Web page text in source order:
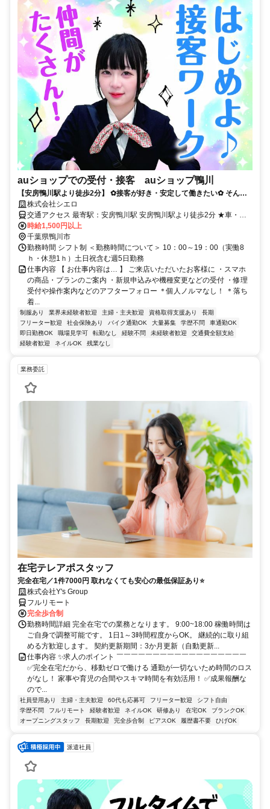
auショップでの受付・接客 auショップ鴨川
【安房鴨川駅より徒歩2分】 ✿接客が好き・安定して働きたい✿ そんな
あなたにピッタリの職場が見つかる！ 手厚いサポートあり◎
株式会社シエロ
交通アクセス 最寄駅：安房鴨川駅 安房鴨川駅より徒歩2分 ★車・バ
イク通勤OK
時給1,500円以上
千葉県鴨川市
勤務時間 シフト制 ＜勤務時間について＞ 10：00～19：00（実働8
ｈ・休憩1ｈ）土日祝含む週5日勤務
仕事内容 【 お仕事内容は… 】 ご来店いただいたお客様に ・スマホ
の商品・プランのご案内 ・新規申込みや機種変更などの受付 ・修理
受付や操作案内などのアフターフォロー ＊個人ノルマなし！ ＊落ち
着...
制服あり 業界未経験者歓迎 主婦・主夫歓迎 資格取得支援あり
長期
フリーター歓迎
社会保険あり バイク通勤OK 大量募集 学歴不問
車通勤OK
即日勤務OK
職場見学可 転勤なし 経験不問 未経験者歓迎
交通費全額支給
経験者歓迎
ネイルOK 残業なし
業務委託
在宅テレアポスタッフ
完全在宅／1件7000円 取れなくても安心の最低保証あり⭐
株式会社Y's Group
フルリモート
完全歩合制
勤務時間詳細 完全在宅での業務となります。 9:00~18:00 稼働時間は
ご自身で調整可能です。 1日1～3時間程度からOK。 継続的に取り組
める方歓迎します。 契約更新期間：3か月更新（自動更新...
仕事内容 ✨求人のポイント ￣￣￣￣￣￣￣￣￣￣￣￣￣￣￣￣￣￣
✅完全在宅だから、移動ゼロで働ける 通勤が一切ないため時間のロス
がなし！ 家事や育児の合間やスキマ時間を有効活用！ ✅成果報酬な
ので...
社員登用あり 主婦・主夫歓迎 60代も応募可 フリーター歓迎
シフト自由
学歴不問
フルリモート 経験者歓迎 ネイルOK 研修あり 在宅OK
ブランクOK
オープニングスタッフ
長期歓迎 完全歩合制 ピアスOK 履歴書不要 ひげOK
派遣社員